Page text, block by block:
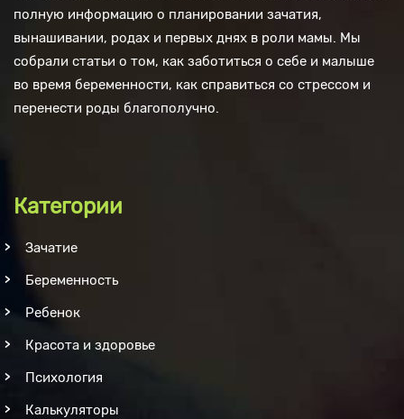
полную информацию о планировании зачатия,
вынашивании, родах и первых днях в роли мамы. Мы
собрали статьи о том, как заботиться о себе и малыше
во время беременности, как справиться со стрессом и
перенести роды благополучно.
Категории
Зачатие
Беременность
Ребенок
Красота и здоровье
Психология
Калькуляторы